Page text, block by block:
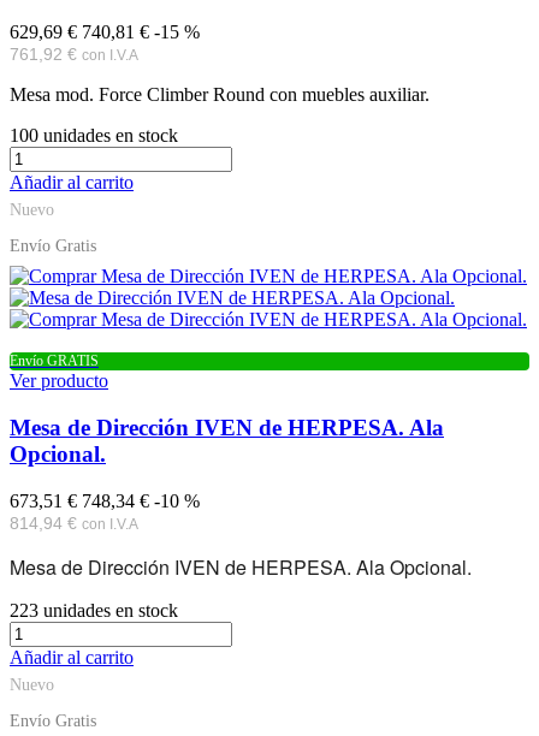
629,69 € 740,81 € -15 %
761,92 € con I.V.A
Mesa mod. Force Climber Round con muebles auxiliar.
100 unidades en stock
Añadir al carrito
Nuevo
Envío Gratis
Envío GRATIS
Ver producto
Mesa de Dirección IVEN de HERPESA. Ala
Opcional.
673,51 € 748,34 € -10 %
814,94 € con I.V.A
Mesa de Dirección IVEN de HERPESA. Ala Opcional.
223 unidades en stock
Añadir al carrito
Nuevo
Envío Gratis